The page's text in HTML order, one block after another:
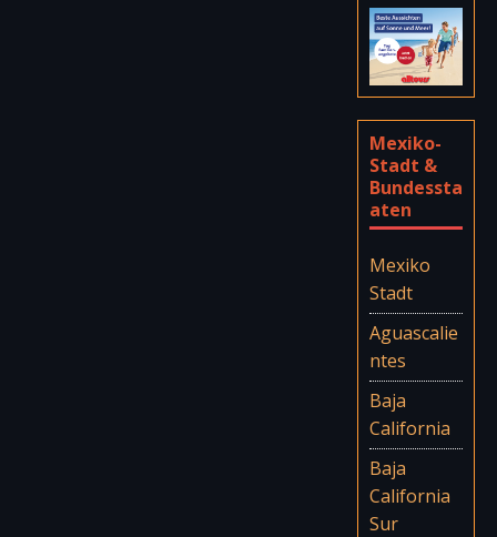
Mexiko-
Stadt &
Bundessta
aten
Mexiko
Stadt
Aguascalie
ntes
Baja
California
Baja
California
Sur